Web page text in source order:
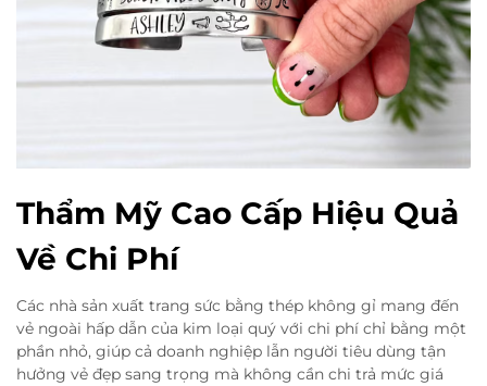
Thẩm Mỹ Cao Cấp Hiệu Quả
Về Chi Phí
Các nhà sản xuất trang sức bằng thép không gỉ mang đến
vẻ ngoài hấp dẫn của kim loại quý với chi phí chỉ bằng một
phần nhỏ, giúp cả doanh nghiệp lẫn người tiêu dùng tận
hưởng vẻ đẹp sang trọng mà không cần chi trả mức giá